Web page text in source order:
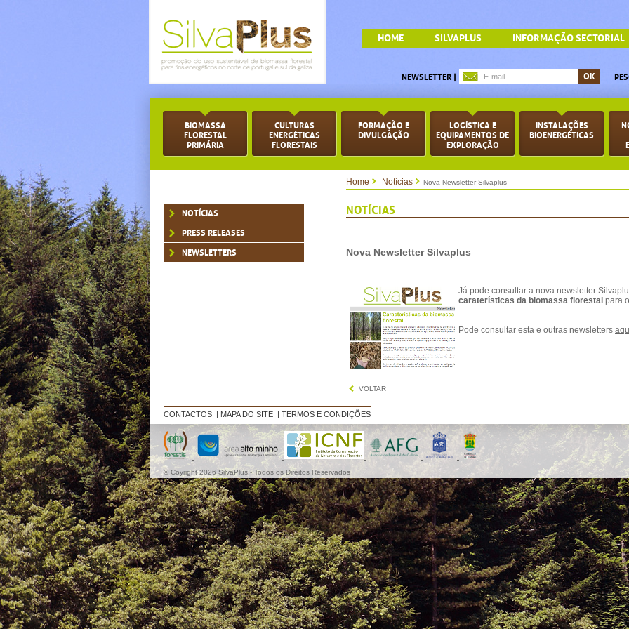
HOME SILVAPLUS INFORMAÇÃO SECTORIAL
NEWSLETTER |
BIOMASSA
FLORESTAL
PRIMÁRIA
CULTURAS
ENERGÉTICAS
FLORESTAIS
FORMAÇÃO E
DIVULGAÇÃO
LOGÍSTICA E
EQUIPAMENTOS DE
EXPLORAÇÃO
INSTALAÇÕES
BIOENERGÉTICAS
NOTÍCIAS
PRESS RELEASES
NEWSLETTERS
Home Notícias Nova Newsletter Silvaplus
NOTÍCIAS
Nova Newsletter Silvaplus
Já pode consultar a nova newsletter
caraterísticas da biomassa florestal para
Pode consultar esta e outras newsletters
VOLTAR
CONTACTOS | MAPA DO SITE | TERMOS E CONDIÇÕES
© Coyright 2026 SilvaPlus - Todos os Direitos Reservados